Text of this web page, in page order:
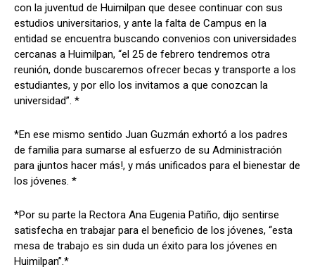
con la juventud de Huimilpan que desee continuar con sus
estudios universitarios, y ante la falta de Campus en la
entidad se encuentra buscando convenios con universidades
cercanas a Huimilpan, “el 25 de febrero tendremos otra
reunión, donde buscaremos ofrecer becas y transporte a los
estudiantes, y por ello los invitamos a que conozcan la
universidad”. *
*En ese mismo sentido Juan Guzmán exhortó a los padres
de familia para sumarse al esfuerzo de su Administración
para ¡juntos hacer más!, y más unificados para el bienestar de
los jóvenes. *
*Por su parte la Rectora Ana Eugenia Patiño, dijo sentirse
satisfecha en trabajar para el beneficio de los jóvenes, “esta
mesa de trabajo es sin duda un éxito para los jóvenes en
Huimilpan”.*